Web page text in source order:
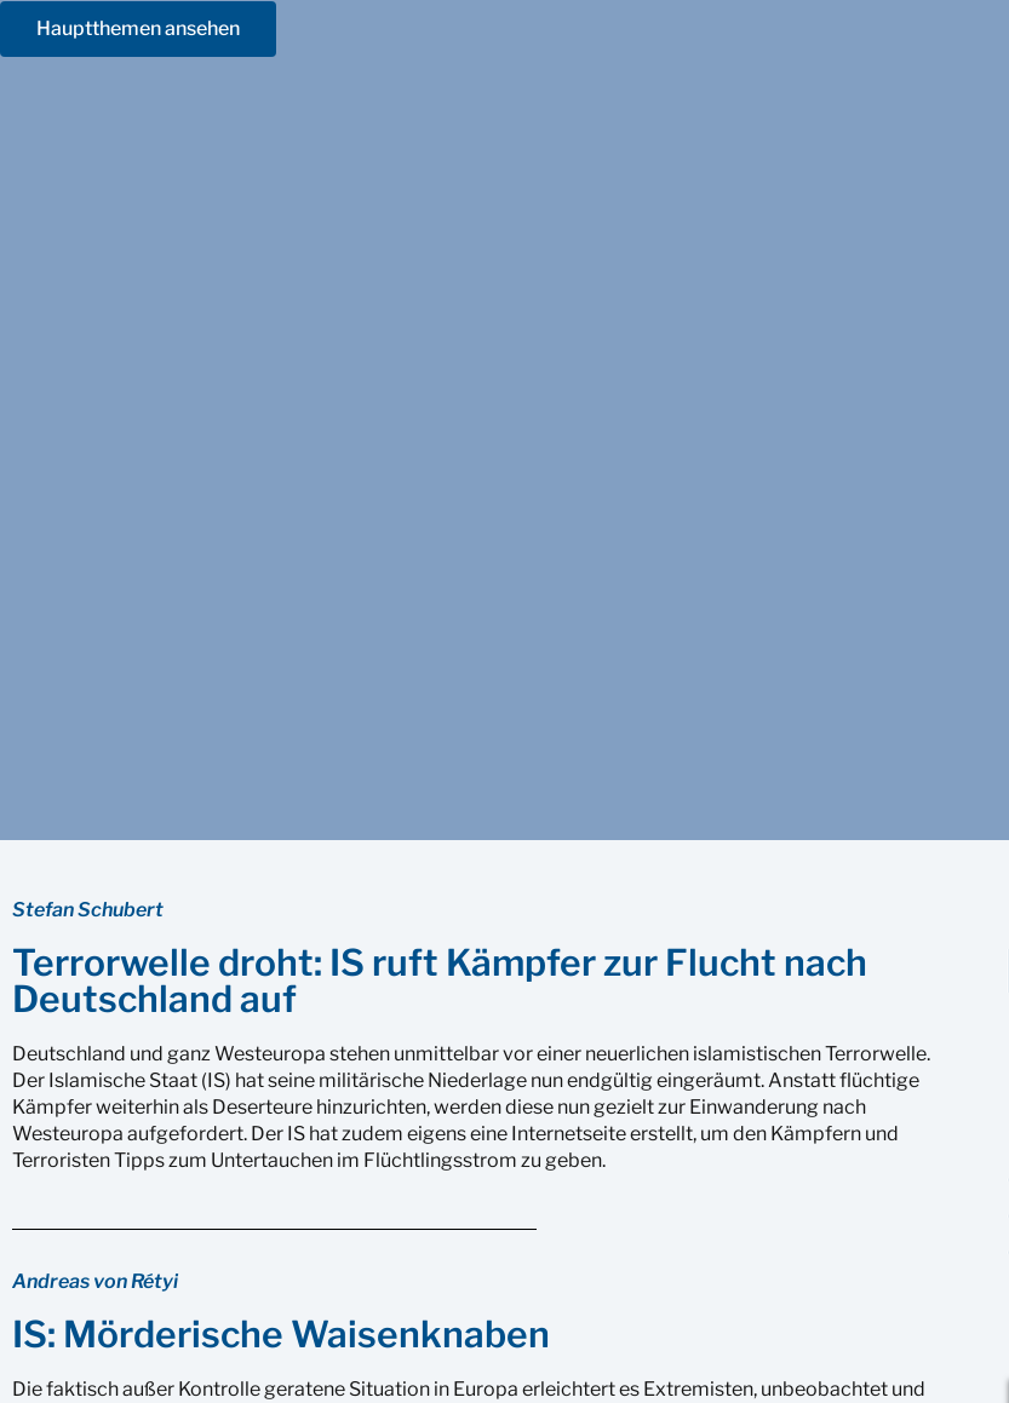
Hauptthemen ansehen
Stefan Schubert
Terrorwelle droht: IS ruft Kämpfer zur Flucht nach
Deutschland auf
Deutschland und ganz Westeuropa stehen unmittelbar vor einer neuerlichen islamistischen Terrorwelle.
Der Islamische Staat (IS) hat seine militärische Niederlage nun endgültig eingeräumt. Anstatt flüchtige
Kämpfer weiterhin als Deserteure hinzurichten, werden diese nun gezielt zur Einwanderung nach
Westeuropa aufgefordert. Der IS hat zudem eigens eine Internetseite erstellt, um den Kämpfern und
Terroristen Tipps zum Untertauchen im Flüchtlingsstrom zu geben.
Andreas von Rétyi
IS: Mörderische Waisenknaben
Die faktisch außer Kontrolle geratene Situation in Europa erleichtert es Extremisten, unbeobachtet und